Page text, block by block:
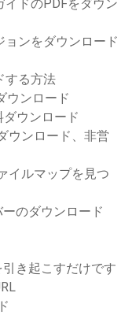
ドのPDFをダウン
ンをダウンロード
する方法
ウンロード
ウンロード
ウンロード、非営
イルマップを見つ
のダウンロード
き起こすだけです